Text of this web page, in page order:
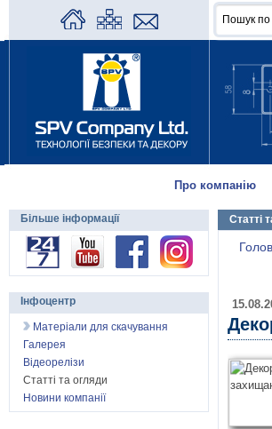
Про компанію
Статті
Більше інформації
Інфоцентр
Матеріали для скачування
Галерея
Відеорелізи
Статті та огляди
Новини компанії